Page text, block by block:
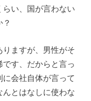
い、国が言わない
ますが、男性がそ
す、だからと言っ
会社自体が言って
とはなしに使わな